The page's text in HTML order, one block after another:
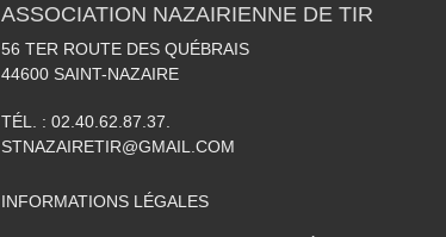
ASSOCIATION NAZAIRIENNE DE TIR
56 TER ROUTE DES QUÉBRAIS
44600 SAINT-NAZAIRE
TÉL. : 02.40.62.87.37.
STNAZAIRETIR@GMAIL.COM
INFORMATIONS LÉGALES